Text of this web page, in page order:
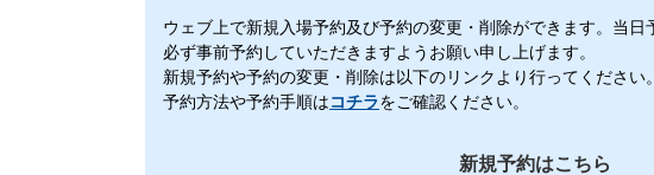
ウェブ上で新規入場予約及び予約の変更・削除ができます。当
必ず事前予約していただきますようお願い申し上げます。
新規予約や予約の変更・削除は以下のリンクより行ってください。
予約方法や予約手順はコチラをご確認ください。
新規予約はこちら